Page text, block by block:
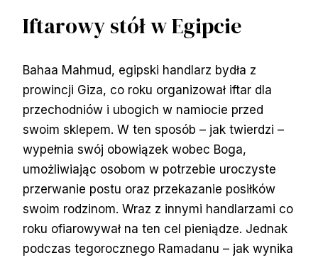
Iftarowy stół w Egipcie
Bahaa Mahmud, egipski handlarz bydła z
prowincji Giza, co roku organizował iftar dla
przechodniów i ubogich w namiocie przed
swoim sklepem. W ten sposób – jak twierdzi –
wypełnia swój obowiązek wobec Boga,
umożliwiając osobom w potrzebie uroczyste
przerwanie postu oraz przekazanie posiłków
swoim rodzinom. Wraz z innymi handlarzami co
roku ofiarowywał na ten cel pieniądze. Jednak
podczas tegorocznego Ramadanu – jak wynika